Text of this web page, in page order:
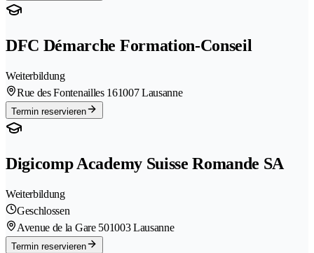
DFC Démarche Formation-Conseil
Weiterbildung
Rue des Fontenailles 161007 Lausanne
Termin reservieren
Digicomp Academy Suisse Romande SA
Weiterbildung
Geschlossen
Avenue de la Gare 501003 Lausanne
Termin reservieren